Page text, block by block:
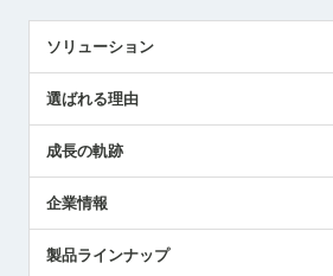
ソリューション
解決策提案
選ばれる理由
成長の軌跡
企業情報
ごあいさつ
製品ラインナップ